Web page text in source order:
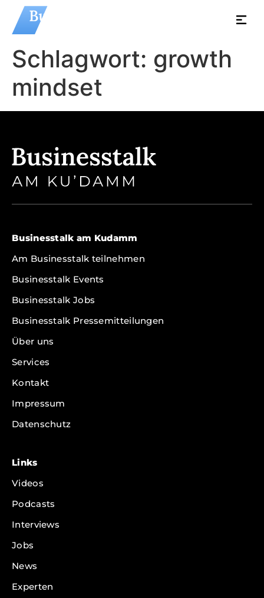
Schlagwort: growth
mindset
Businesstalk am Kudamm
Am Businesstalk teilnehmen
Businesstalk Events
Businesstalk Jobs
Businesstalk Pressemitteilungen
Über uns
Services
Kontakt
Impressum
Datenschutz
Links
Videos
Podcasts
Interviews
Jobs
News
Experten